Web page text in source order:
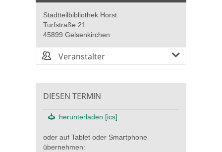
Stadtteilbibliothek Horst
Turfstraße 21
45899 Gelsenkirchen
Veranstalter
DIESEN TERMIN
herunterladen [ics]
oder auf Tablet oder Smartphone
übernehmen: